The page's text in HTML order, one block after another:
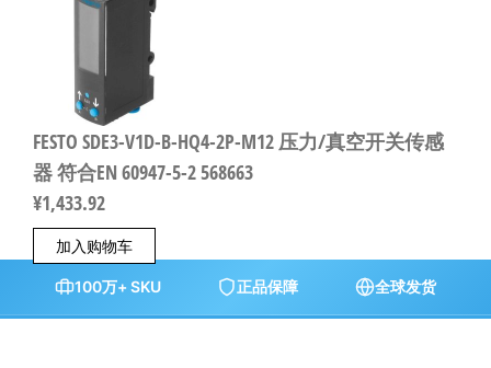
FESTO SDE3-V1D-B-HQ4-2P-M12 压力/真空开关传感
器 符合EN 60947-5-2 568663
¥1,433.92
加入购物车
100万+ SKU 正品保障 全球发货